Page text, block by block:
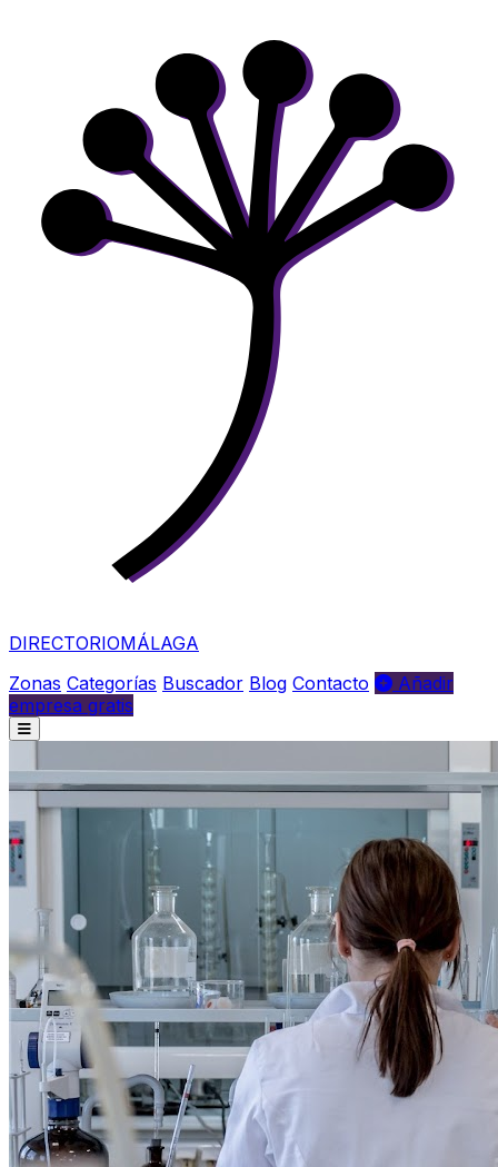
DIRECTORIOMÁLAGA
Zonas Categorías Buscador Blog Contacto
Añadir
empresa gratis